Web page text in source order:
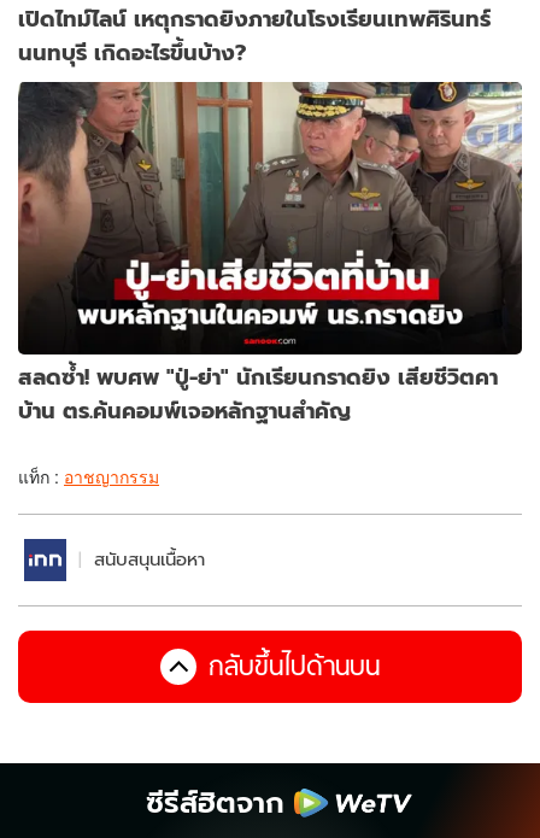
เปิดไทม์ไลน์ เหตุกราดยิงภายในโรงเรียนเทพศิรินทร์
นนทบุรี เกิดอะไรขึ้นบ้าง?
สลดซ้ำ! พบศพ "ปู่-ย่า" นักเรียนกราดยิง เสียชีวิตคา
บ้าน ตร.ค้นคอมพ์เจอหลักฐานสำคัญ
แท็ก : อาชญากรรม
สนับสนุนเนื้อหา
กลับขึ้นไปด้านบน
ซีรีส์ฮิตจาก